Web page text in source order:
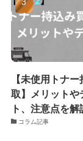
【未使用トナ
取】メリットや
ト、注意点を解
コラム記事